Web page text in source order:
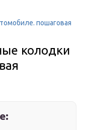
пошаговая
колодки